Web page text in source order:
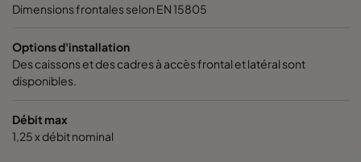
2550 592x490x640-12
2550 490x592x640-10
Dimensions frontales selon EN 15805
Options d'installation
Des caissons et des cadres à accès frontal et latéral sont
disponibles.
Débit max
1,25 x débit nominal